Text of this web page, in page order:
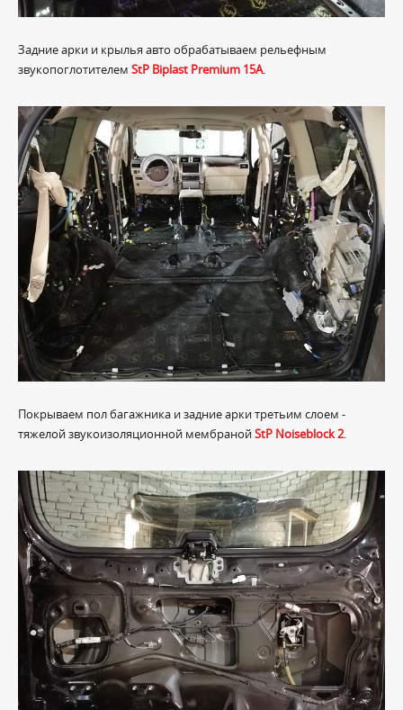
Задние арки и крылья авто обрабатываем рельефным
звукопоглотителем StP Biplast Premium 15A.
Покрываем пол багажника и задние арки третьим слоем -
тяжелой звукоизоляционной мембранойStP Noiseblock 2.